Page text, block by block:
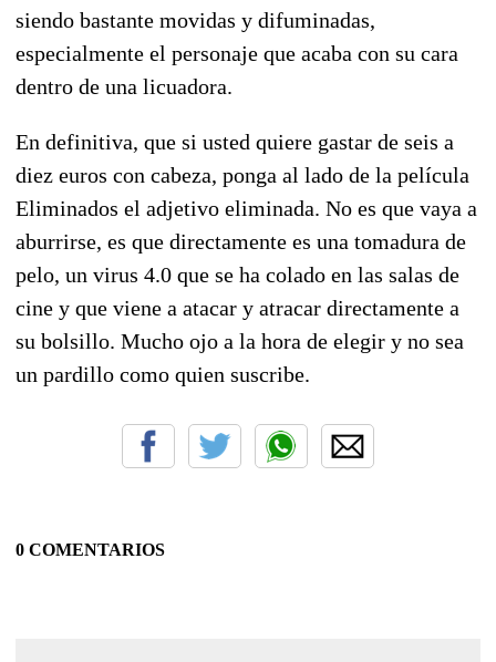
siendo bastante movidas y difuminadas,
especialmente el personaje que acaba con su cara
dentro de una licuadora.
En definitiva, que si usted quiere gastar de seis a
diez euros con cabeza, ponga al lado de la película
Eliminados el adjetivo eliminada. No es que vaya a
aburrirse, es que directamente es una tomadura de
pelo, un virus 4.0 que se ha colado en las salas de
cine y que viene a atacar y atracar directamente a
su bolsillo. Mucho ojo a la hora de elegir y no sea
un pardillo como quien suscribe.
0 COMENTARIOS